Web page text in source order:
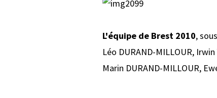
L'équipe de Brest 2010,
Léo DURAND-MILLOUR,
Marin DURAND-MILLOUR,